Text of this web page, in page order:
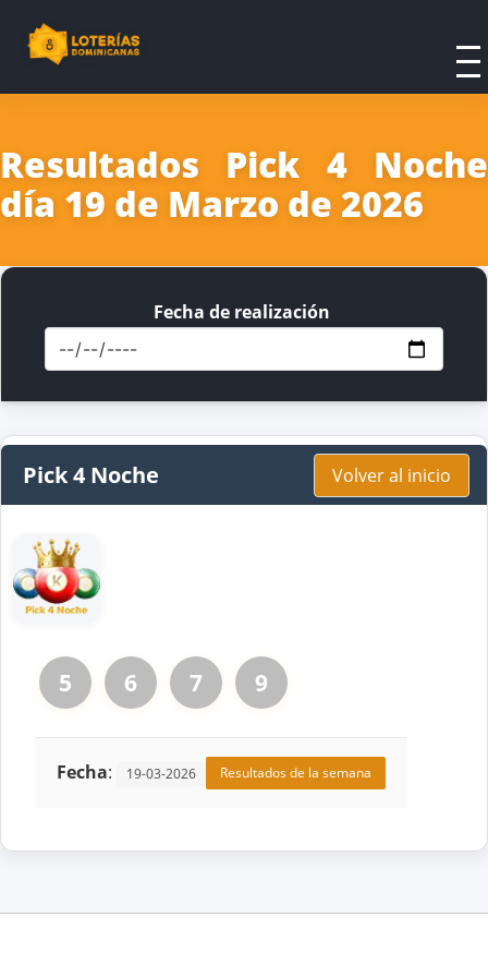
Resultados Pick 4 Noche
día 19 de Marzo de 2026
Fecha de realización
Pick 4 Noche Volver al inicio
5 6 7 9
Fecha: 19-03-2026 Resultados de la semana